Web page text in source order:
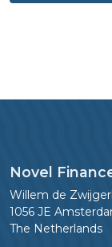
Novel
Willem de
1056 JE
The Netherlands